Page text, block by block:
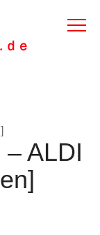
ALDI